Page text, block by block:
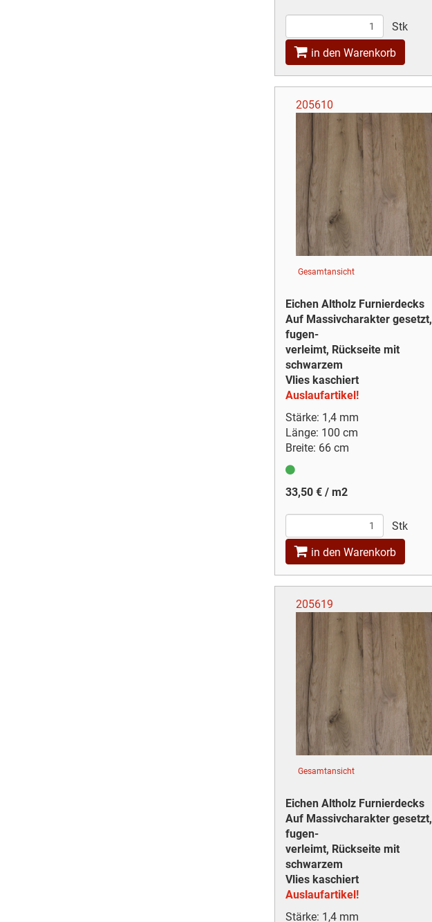
Stk
in den Warenkorb
205610
Gesamtansicht
Eichen Altholz Furnierdecks
Auf Massivcharakter gesetzt,
fugen-
verleimt, Rückseite mit
schwarzem
Vlies kaschiert
Auslaufartikel!
Stärke: 1,4 mm
Länge: 100 cm
Breite: 66 cm
33,50 € / m2
Stk
in den Warenkorb
205619
Gesamtansicht
Eichen Altholz Furnierdecks
Auf Massivcharakter gesetzt,
fugen-
verleimt, Rückseite mit
schwarzem
Vlies kaschiert
Auslaufartikel!
Stärke: 1,4 mm